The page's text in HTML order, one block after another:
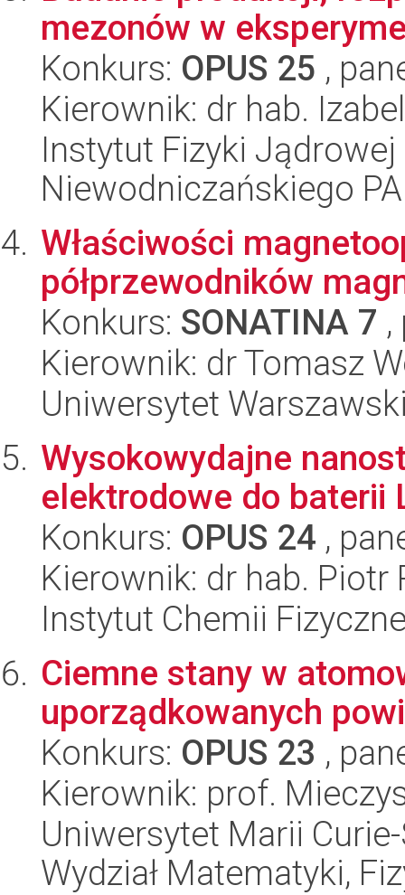
mezonów w
Konkurs: OPUS 25 ,
Kierownik: dr hab.
Instytut Fizyki
Niewodniczańskiego
Właściwości
półprzewodników
Konkurs: SONATINA 7
Kierownik: dr Tomasz
Uniwersytet
Wysokowydajne
elektrodowe do baterii
Konkurs: OPUS 24 ,
Kierownik: dr hab. Piotr
Instytut Chemii
Ciemne stany w
uporządkowanych
Konkurs: OPUS 23 ,
Kierownik: prof.
Uniwersytet Marii
Wydział Matematyki,